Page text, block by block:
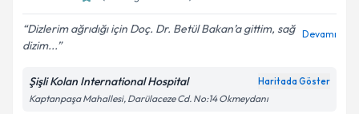
Dizlerim ağrıdığı için Doç. Dr. Betül Bakan’a gittim, sağ
dizim...
Devamı
Şişli Kolan International Hospital Haritada Göster
Kaptanpaşa Mahallesi, Darülaceze Cd. No:14 Okmeydanı